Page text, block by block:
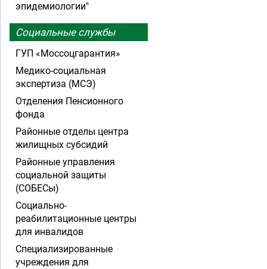
эпидемиологии"
Социальные службы
ГУП «Моссоцгарантия»
Медико-социальная
экспертиза (МСЭ)
Отделения Пенсионного
фонда
Районные отделы центра
жилищных субсидий
Районные управления
социальной защиты
(СОБЕСы)
Социально-
реабилитационные центры
для инвалидов
Специализированные
учреждения для